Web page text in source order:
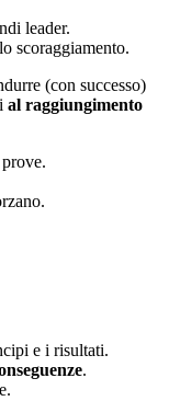
leader.
scoraggiamento.
(con successo)
al raggiungimento
e i risultati.
.